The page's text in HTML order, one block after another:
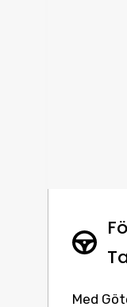
Med